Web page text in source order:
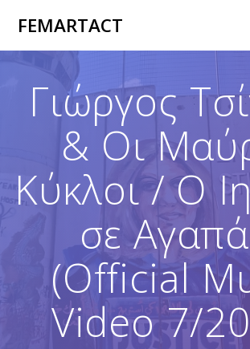
FEMARTACT
Γιώργος
& Οι
Κύκλοι / Ο
σε
(Official
Video 7/